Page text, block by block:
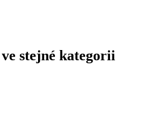
stejné kategorii